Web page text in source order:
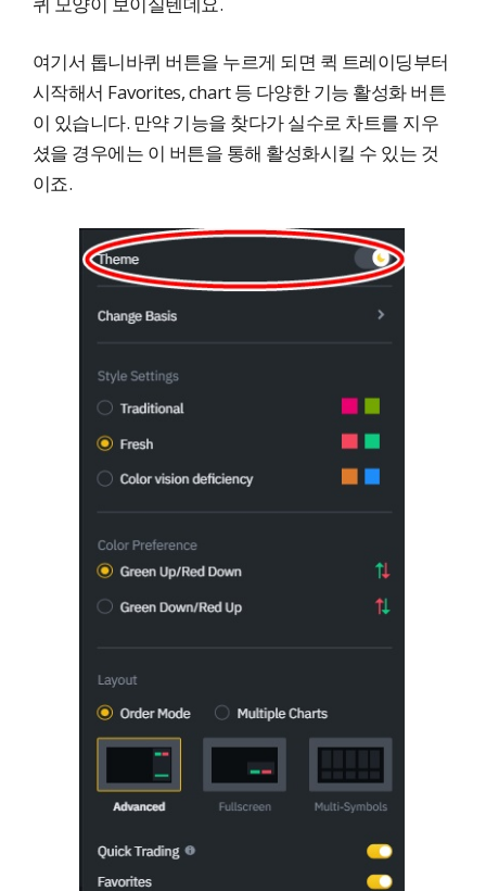
여기서 톱니바퀴 버튼을 누르게 되면 퀵 트레이딩부터
시작해서 Favorites, chart 등 다양한 기능 활성화 버튼
이 있습니다. 만약 기능을 찾다가 실수로 차트를 지우
셨을 경우에는 이 버튼을 통해 활성화시킬 수 있는 것
이죠.